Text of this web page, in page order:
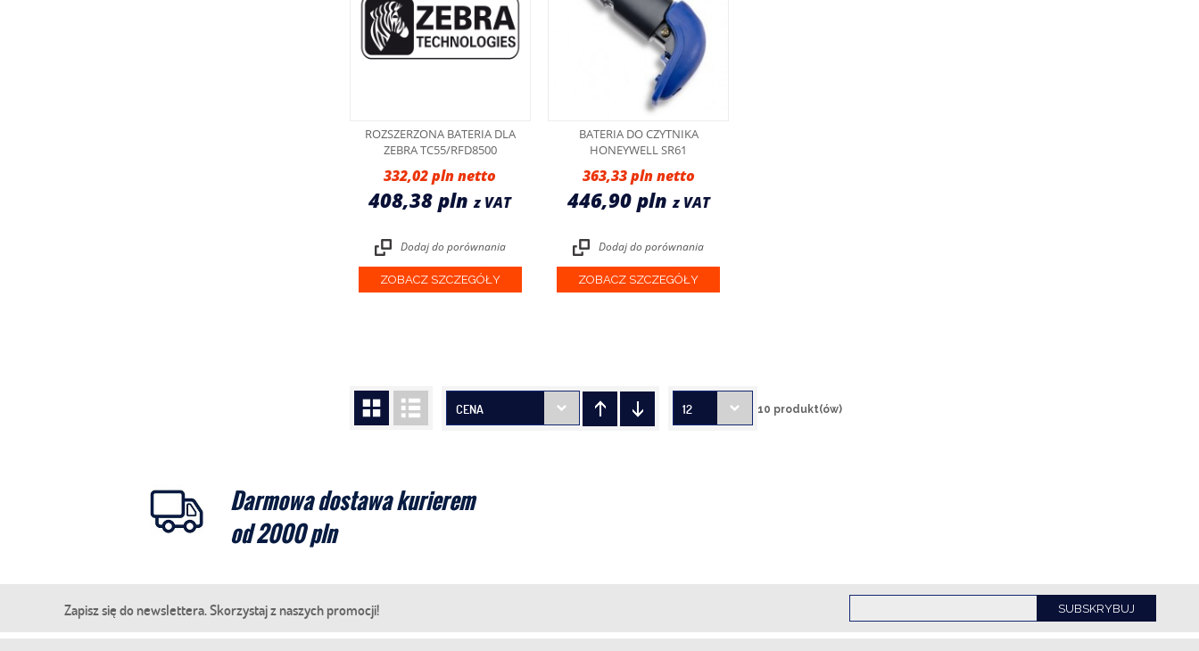
ROZSZERZONA BATERIA DLA
ZEBRA TC55/RFD8500
332,02 pln
408,38 plnz VAT
Dodaj do porównania
ZOBACZ SZCZEGÓŁY
BATERIA DO CZYTNIKA
HONEYWELL SR61
363,33 pln
446,90 plnz VAT
Dodaj do porównania
ZOBACZ SZCZEGÓŁY
CENA 12 10 produkt(ów)
Darmowa dostawa kurierem
od 2000 pln
Zapisz się do newslettera. Skorzystaj z naszych promocji! SUBSKRYBUJ